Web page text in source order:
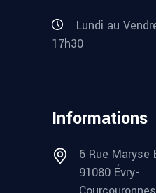
Lundi au
17h30
Informations
6 Rue Maryse
91080 Évry-